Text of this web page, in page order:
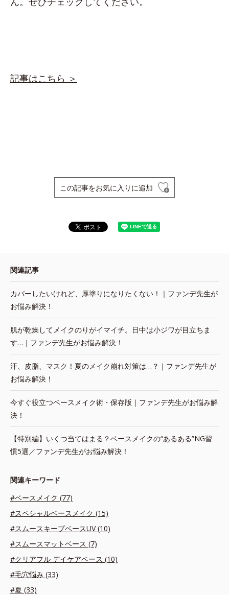
記事はこちら ＞
この記事をお気に入りに追加
関連記事
カバーしたいけれど、厚塗りになりたくない！｜ファンデ先生が
お悩み解決！
肌が乾燥してメイクのりがイマイチ。日中は小ジワが目立ちま
す…｜ファンデ先生がお悩み解決！
汗、皮脂、マスク！夏のメイク崩れ対策は…？｜ファンデ先生が
お悩み解決！
今すぐ役立つベースメイク術・保存版｜ファンデ先生がお悩み解
決！
【特別編】いくつ当てはまる？ベースメイクの“あるある”NG習
慣5選／ファンデ先生がお悩み解決！
関連キーワード
#ベースメイク (77)
#スペシャルベースメイク (15)
#スムースキープベースUV (10)
#スムースマットベース (7)
#クリアフル デイケアベース (10)
#毛穴悩み (33)
#夏 (33)